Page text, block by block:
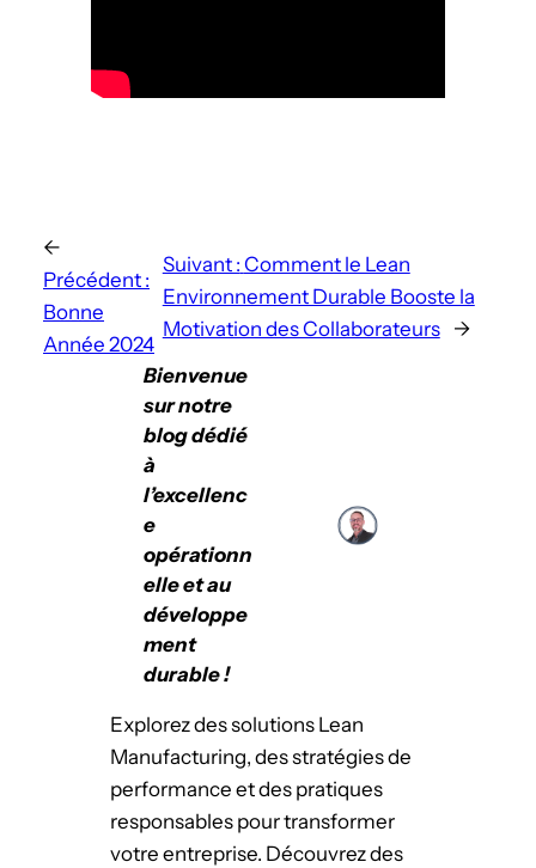
←
Précédent :
Bonne
Année 2024
Suivant : Comment le Lean
Environnement Durable Booste la
Motivation des Collaborateurs
→
Bienvenue
sur notre
blog dédié
à
l’excellenc
e
opérationn
elle et au
développe
ment
durable !
Explorez des solutions Lean
Manufacturing, des stratégies de
performance et des pratiques
responsables pour transformer
votre entreprise. Découvrez des